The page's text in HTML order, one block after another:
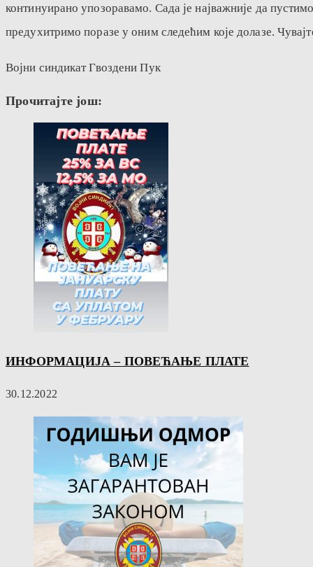
континуирано упозоравамо. Сада је најважније да
предухитримо поразе у оним следећим које долазе.
Војни синдикат Гвоздени Пук
Прочитајте још:
ИНФОРМАЦИЈА – ПОВЕЋАЊЕ ПЛАТЕ
30.12.2022